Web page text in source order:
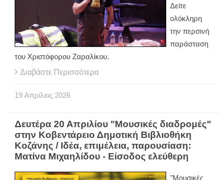
Δείτε
ολόκληρη
την περσινή
παράσταση
του Χριστόφορου Ζαραλίκου.
Διαβάστε Περισσότερα
19 Απρίλιος 2026
Δευτέρα 20 Απριλίου "Μουσικές διαδρομές"
στην Κοβεντάρειο Δημοτική Βιβλιοθήκη
Κοζάνης / Ιδέα, επιμέλεια, παρουσίαση:
Ματίνα Μιχαηλίδου - Είσοδος ελεύθερη
"Μουσικές